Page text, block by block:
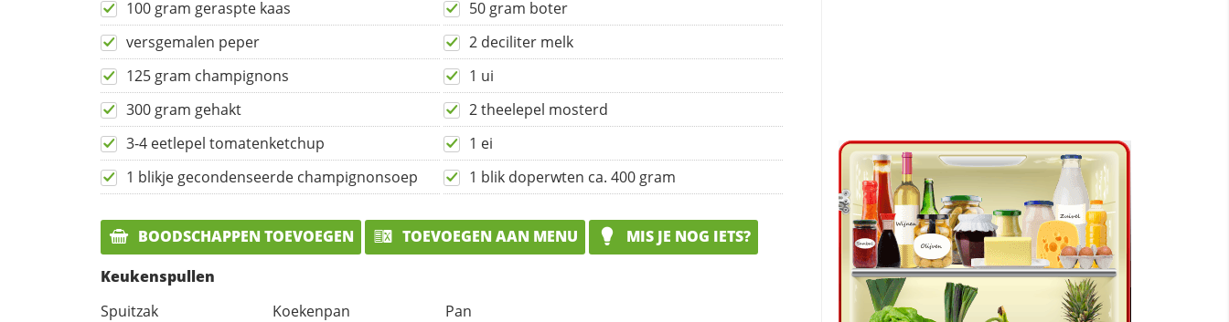
100 gram geraspte kaas
50 gram boter
versgemalen peper
2 deciliter melk
125 gram champignons
1 ui
300 gram gehakt
2 theelepel mosterd
3-4 eetlepel tomatenketchup
1 ei
1 blikje gecondenseerde champignonsoep
1 blik doperwten ca. 400 gram
BOODSCHAPPEN TOEVOEGEN TOEVOEGEN AAN MENU
MIS JE NOG IETS?
Keukenspullen
Spuitzak
Koekenpan
Pan